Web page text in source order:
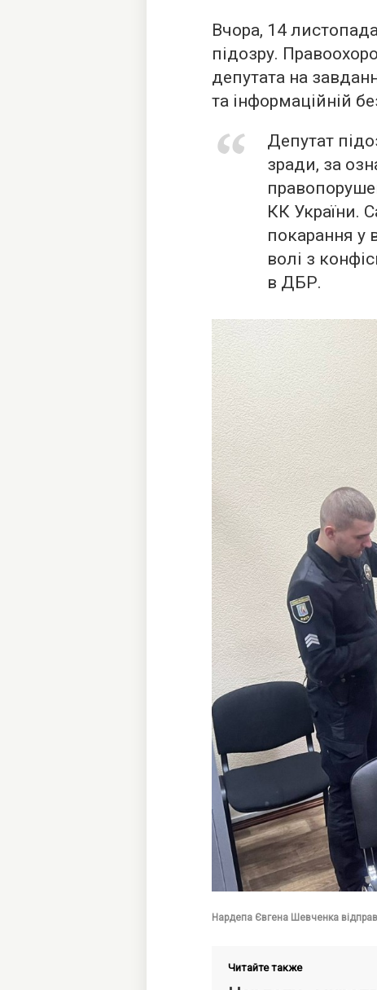
Вчора, 14
підозру.
депутата на
та інформаційній
Депутат
зради, за
КК України.
покарання у
волі з
в ДБР.
Нардепа Євгена Шевченка
Читайте также